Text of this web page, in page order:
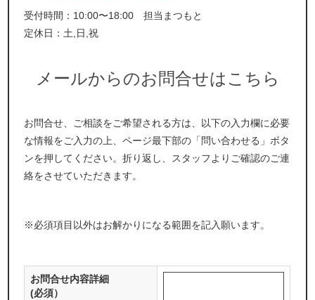
受付時間：10:00〜18:00 担当まつもと
定休日：土,日,祝
メールからのお問合せはこちら
お問合せ、ご相談をご希望される方は、以下の入力欄に必要
な情報をご入力の上、ページ最下部の「問い合わせる」ボタ
ンを押してください。折り返し、スタッフよりご確認のご連
絡をさせていただきます。
※必須項目以外はお解かりになる範囲を記入願います。
お問合せ内容詳細
(必須）